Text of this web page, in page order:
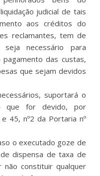
judicial de tais
aos créditos do
reclamantes, tem de
necessário para
das custas,
que sejam devidos
suportará o
que for devido, por
45, nº2 da Portaria nº
o executado goze de
dispensa de taxa de
não constituir qualquer